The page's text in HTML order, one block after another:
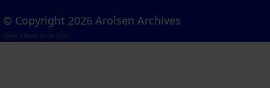
© Copyright 2026 Arolsen Archives
Visual Library Server 2026